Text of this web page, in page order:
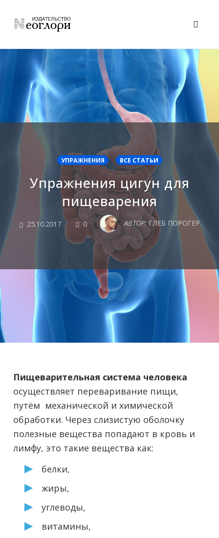
УПРАЖНЕНИЯ ВСЕ СТАТЬИ
Упражнения цигун для
пищеварения
25.10.2017 0COMMENTSАВТОР: ГЛЕБ ПОРОГЕР
Пищеварительная система человека
осуществляет переваривание пищи,
путём механической и химической
обработки. Через слизистую оболочку
полезные вещества попадают в кровь и
лимфу, это такие вещества как:
белки,
жиры,
углеводы,
витамины,